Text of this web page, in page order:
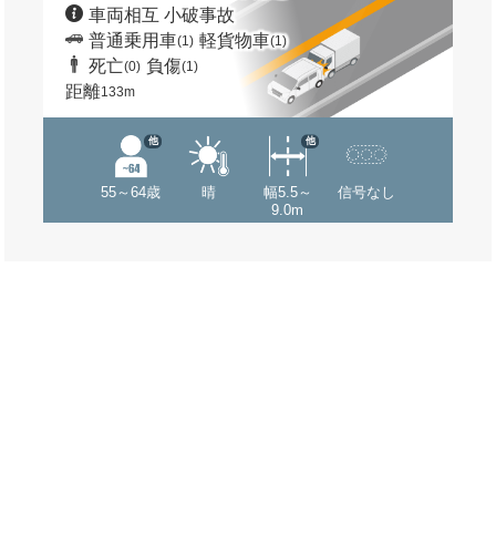
車両相互 小破事故
普通乗用車(1) 軽貨物車(1)
死亡(0) 負傷(1)
距離133m
55～64歳
他
晴
幅5.5～
9.0m
他
信号なし